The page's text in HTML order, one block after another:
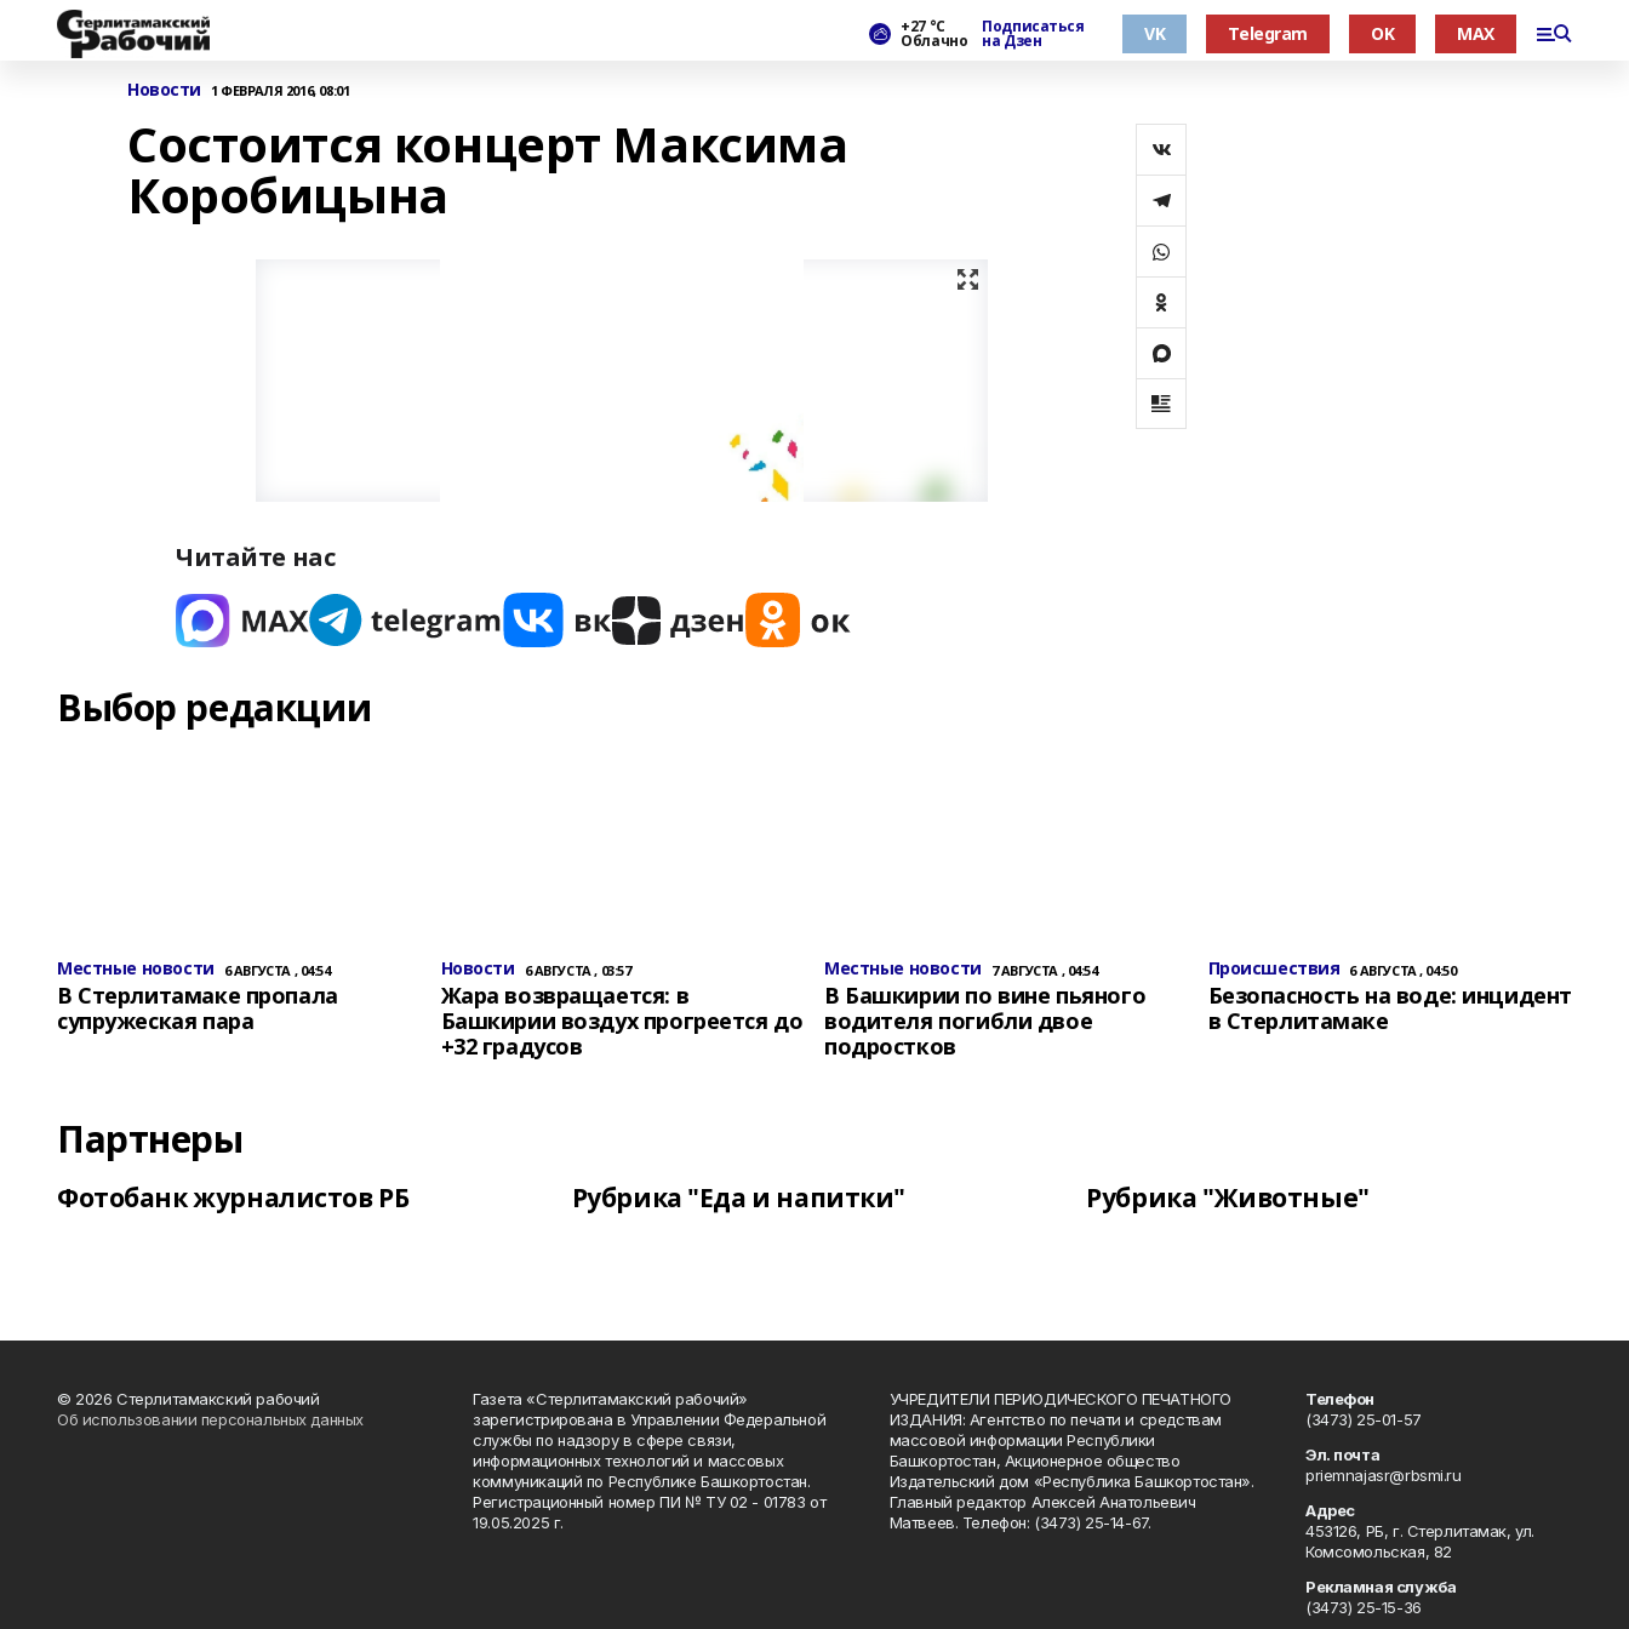
+27 °С
Облачно
Подписаться
на Дзен VK Telegram OK MAX
Новости 1 ФЕВРАЛЯ 2016, 08:01
Состоится концерт Максима
Коробицына
Читайте нас
Выбор редакции
Местные новости 6 АВГУСТА , 04:54
В Стерлитамаке пропала
супружеская пара
Новости 6 АВГУСТА , 03:57
Жара возвращается: в
Башкирии воздух прогреется до
+32 градусов
Местные новости 7 АВГУСТА , 04:54
В Башкирии по вине пьяного
водителя погибли двое
подростков
Происшествия 6 АВГУСТА , 04:50
Безопасность на воде: инцидент
в Стерлитамаке
Партнеры
Фотобанк журналистов РБ Рубрика "Еда и напитки" Рубрика "Животные"
© 2026 Стерлитамакский рабочий
Об использовании персональных данных
Газета «Стерлитамакский рабочий»
зарегистрирована в Управлении Федеральной
службы по надзору в сфере связи,
информационных технологий и массовых
коммуникаций по Республике Башкортостан.
Регистрационный номер ПИ № ТУ 02 - 01783 от
19.05.2025 г.
УЧРЕДИТЕЛИ ПЕРИОДИЧЕСКОГО ПЕЧАТНОГО
ИЗДАНИЯ: Агентство по печати и средствам
массовой информации Республики
Башкортостан, Акционерное общество
Издательский дом «Республика Башкортостан».
Главный редактор Алексей Анатольевич
Матвеев. Телефон: (3473) 25-14-67.
Телефон
(3473) 25-01-57
Эл. почта
priemnajasr@rbsmi.ru
Адрес
453126, РБ, г. Стерлитамак, ул.
Комсомольская, 82
Рекламная служба
(3473) 25-15-36